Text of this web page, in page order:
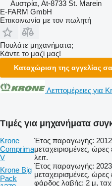
Αυστρία, At-8733 St. Marein
E-FARM GmbH
Επικοινωνία με τον πωλητή
Πουλάτε μηχανήματα;
Κάντε το μαζί μας!
Καταχώριση της αγγελίας
Λεπτομέρειες για
Τιμές για μηχανήματα
Krone
Comprima
V
Έτος παραγωγής:
μεταχειρισμένες,
λειτ.
Krone Big
Pack
Έτος παραγωγής:
μεταχειρισμένες,
φάρδος λαβής: 2 μ,